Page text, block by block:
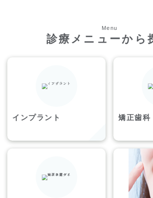
Menu
診療メニューから
インプラント 矯正歯科